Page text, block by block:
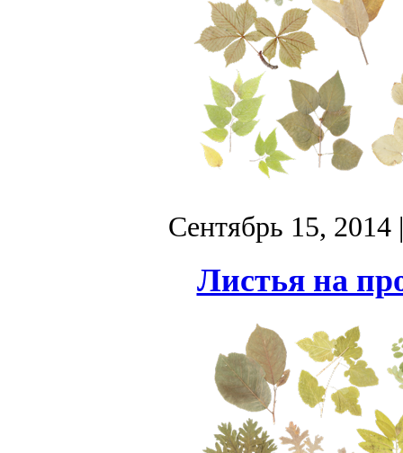
Сентябрь 15, 2014
Листья на